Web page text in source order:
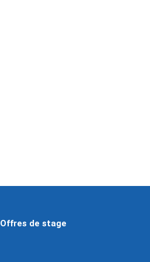
Offres de stage